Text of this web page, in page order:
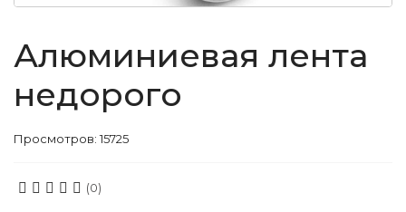
Алюминиевая лента
недорого
Просмотров: 15725
(0)